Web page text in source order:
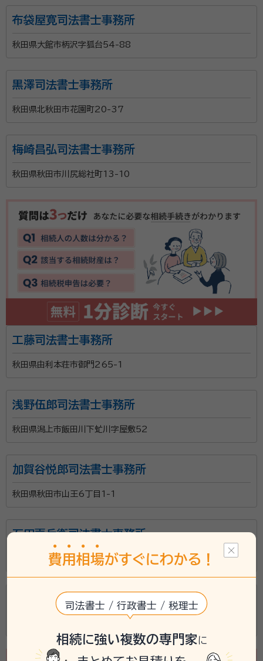
布袋屋寛司法書士事務所
秋田県大館市柄沢字狐台54-88
黒澤司法書士事務所
秋田県北秋田市花園町20-37
梅崎昌弘司法書士事務所
秋田県秋田市川尻総社町13-10
工藤司法書士事務所
秋田県由利本荘市御門265-1
浅野伍郎司法書士事務所
秋田県潟上市飯田川下虻川字屋敷52
加賀谷悦郎司法書士事務所
秋田県秋田市山王6丁目1-1
石田喜兵衛司法書士事務所
秋田県横手市増田町増田字七日町143
佐藤信雄司法書士事務所
費用 相場がすぐにわかる！
司法書士 / 行政書士 / 税理士
相続に強い複数の専門家に